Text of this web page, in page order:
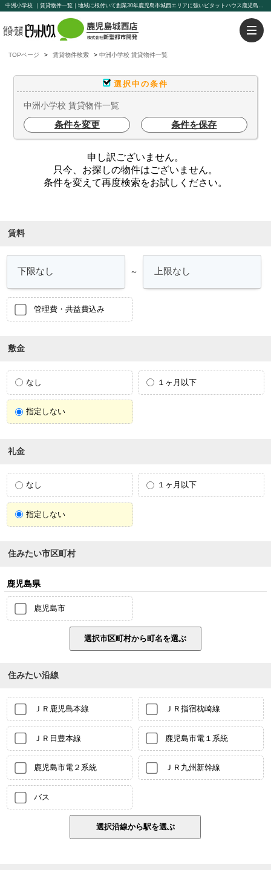
中洲小学校 ｜賃貸物件一覧｜地域に根付いて創業30年鹿児島市城西エリアに強いピタットハウス鹿児島城西店【新聖都市開発】豊富な物件を取り揃えております。賃貸管理もお任せください。
TOPページ 賃貸物件検索 中洲小学校 賃貸物件一覧
選択中の条件
中洲小学校 賃貸物件一覧
条件を変更 条件を保存
申し訳ございません。
只今、お探しの物件はございません。
条件を変えて再度検索をお試しください。
賃料
～
管理費・共益費込み
敷金
なし １ヶ月以下
指定しない
礼金
なし １ヶ月以下
指定しない
住みたい市区町村
鹿児島県
鹿児島市
住みたい沿線
ＪＲ鹿児島本線 ＪＲ指宿枕崎線
ＪＲ日豊本線 鹿児島市電１系統
鹿児島市電２系統 ＪＲ九州新幹線
バス